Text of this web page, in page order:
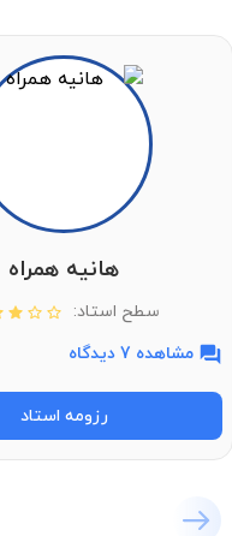
هانیه همراه
سطح استاد:
مشاهده 7 دیدگاه
رزومه استاد